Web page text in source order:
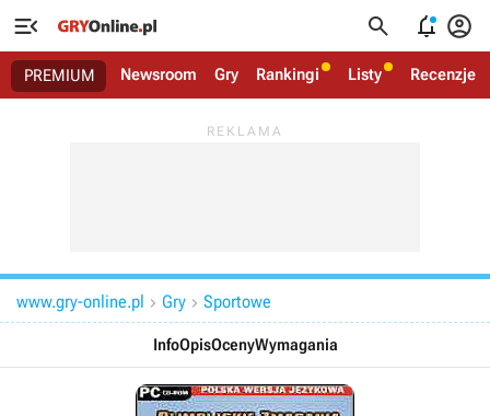
   
PREMIUM Newsroom Gry Rankingi Listy Recenzje
www.gry-online.pl  Gry  Sportowe
InfoOpisOcenyWymagania